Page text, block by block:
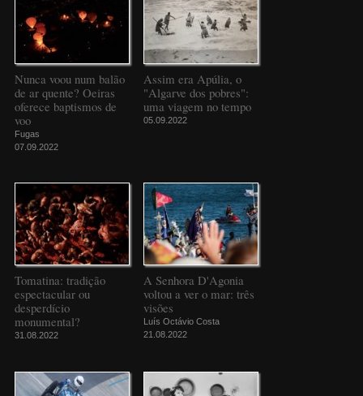
Nunca voou num balão
de ar quente? Oeiras
oferece baptismos de
voo
Fugas
07.09.2022
Assim era Apúlia, o
"Algarve dos pobres":
uma viagem no tempo
05.09.2022
Tomatina: tradição
espectacular ou
desperdício
monumental?
31.08.2022
A Senhora D'Agonia
voltou a ver o mar: três
visões
Luís Octávio Costa
21.08.2022